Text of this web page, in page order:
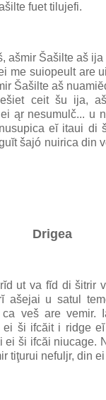
fuet tilujefi.
ašmir Šašilte aš
me suiopeult are
Šašilte aš
ceit šu ija,
ąr nesumulč... u
eĭ itaui di
šajó nuirica din
Drigea
ut va fĭd di šitrir
ašejai u satul
veš are vemir.
ei ši ifcăit i ridge
ei ši ifcăi niucage.
tiţurui nefuljr, din